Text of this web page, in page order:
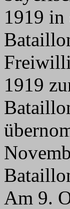
1919 in
1919
Am 9.